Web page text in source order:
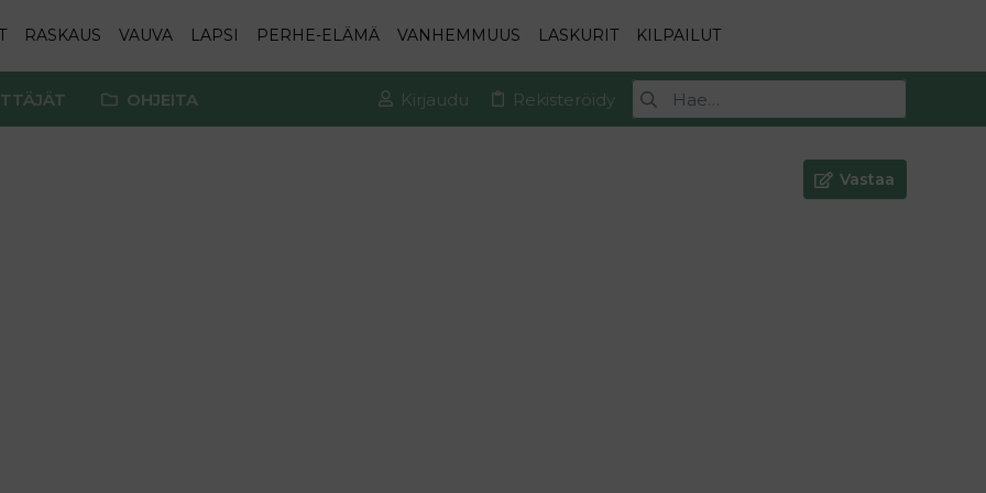
RASKAUS VAUVA LAPSI PERHE-ELÄMÄ VANHEMMUUS LASKURIT KILPAILUT
OHJEITA Kirjaudu Rekisteröidy
Vastaa